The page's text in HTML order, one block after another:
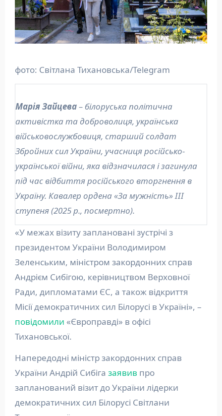
фото: Світлана Тихановська/Telegram
Марія Зайцева– білоруська політична
активістка та доброволиця, українська
військовослужбовиця, старший солдат
Збройних сил України, учасниця російсько-
української війни, яка відзначилася і загинула
під час відбиття російського вторгнення в
Україну. Кавалер ордена «За мужність» III
ступеня (2025 р., посмертно).
«У межах візиту заплановані зустрічі з
президентом України Володимиром
Зеленським, міністром закордонних справ
Андрієм Сибігою, керівництвом Верховної
Ради, дипломатами ЄС, а також відкриття
Місії демократичних сил Білорусі в Україні», –
повідомили «Європравді» в офісі
Тихановської.
Напередодні міністр закордонних справ
України Андрій Сибіга заявив про
запланований візит до України лідерки
демократичних сил Білорусі Світлани